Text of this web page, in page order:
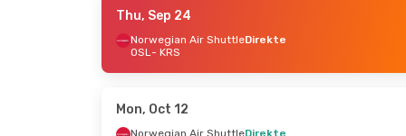
- Thu, Aug 27
Norwegian Air Shuttle
Thu, Sep 24
Norwegian Air ShuttleDirekte
OSL- KRS
Mon, Oct 12
Norwegian Air ShuttleDirekte